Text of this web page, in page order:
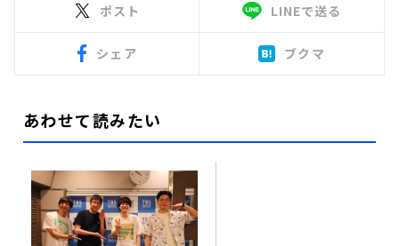
ポスト LINEで送る
シェア ブクマ
あわせて読みたい